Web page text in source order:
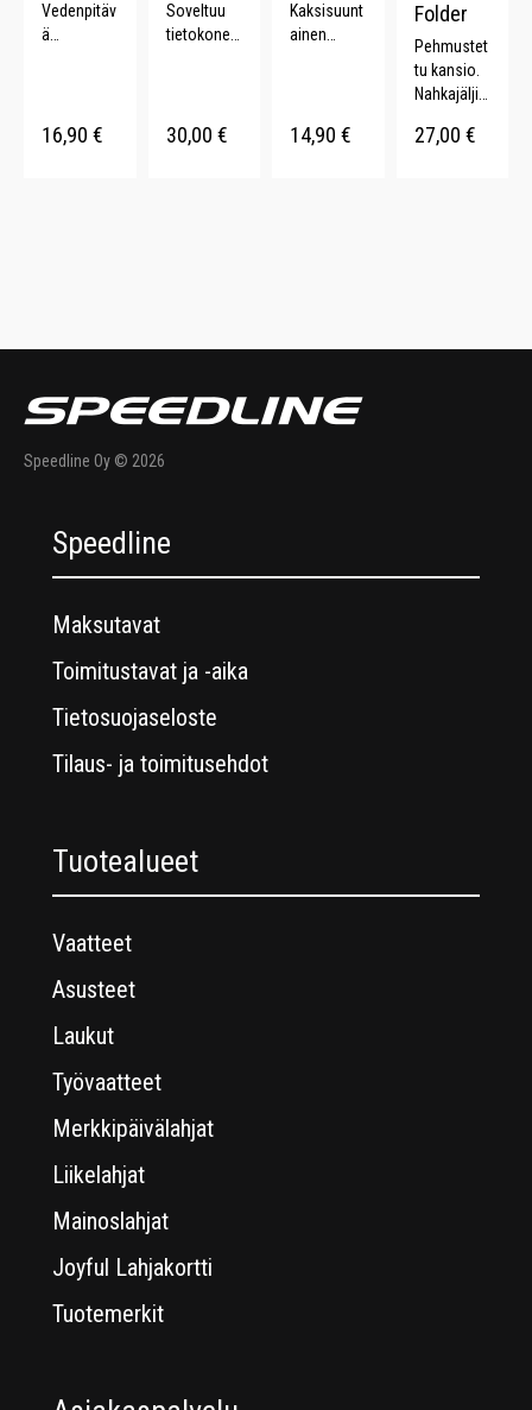
Vedenpitäv
ä
Sopii
16,90 €
Soveltuu
tietokoneel
L.
30,00 €
Kaksisuunt
ainen
olkahihna.
14,90 €
Folder
Pehmustet
tu kansio.
Nahkajäljit
Käyntikortti
27,00 €
Speedline Oy © 2026
Speedline
Maksutavat
Toimitustavat ja -aika
Tietosuojaseloste
Tilaus- ja toimitusehdot
Tuotealueet
Vaatteet
Asusteet
Laukut
Työvaatteet
Merkkipäivälahjat
Liikelahjat
Mainoslahjat
Joyful Lahjakortti
Tuotemerkit